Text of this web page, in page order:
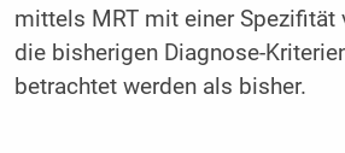
mittels MRT mit einer Spezifität
die bisherigen Diagnose-
betrachtet werden als bisher.